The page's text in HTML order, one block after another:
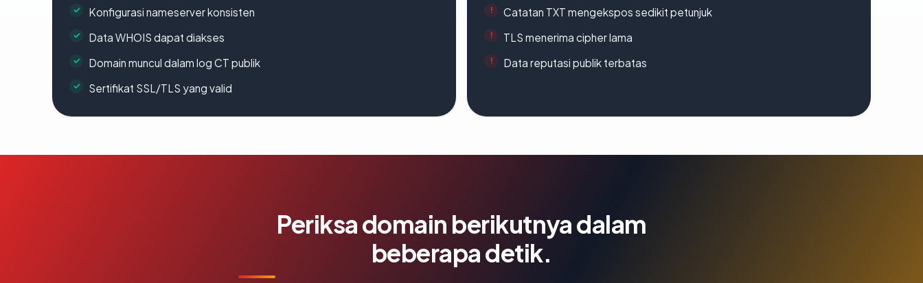
Konfigurasi nameserver konsisten
Data WHOIS dapat diakses
Domain muncul dalam log CT publik
Sertifikat SSL/TLS yang valid
Catatan TXT mengekspos sedikit petunjuk
TLS menerima cipher lama
Data reputasi publik terbatas
Periksa domain berikutnya dalam
beberapa detik.